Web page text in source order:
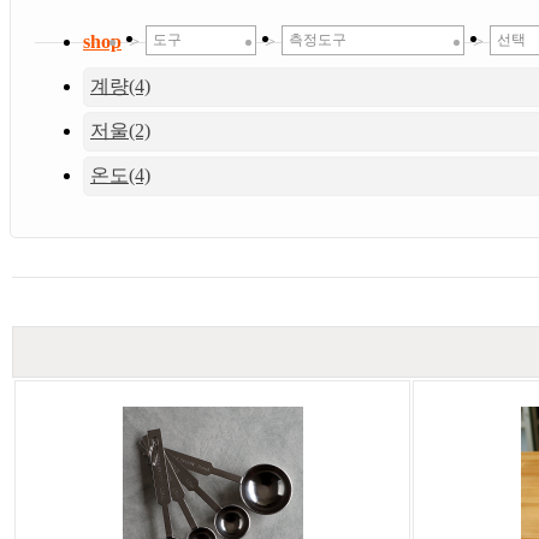
shop > 도구 > 측정도구 > 선택
계량(4)
저울(2)
온도(4)